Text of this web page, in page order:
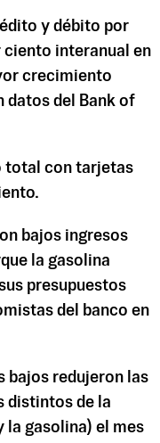
y débito por
ciento interanual en
crecimiento
datos del Bank of
total con tarjetas
bajos ingresos
la gasolina
presupuestos
del banco en
bajos redujeron las
distintos de la
la gasolina) el mes